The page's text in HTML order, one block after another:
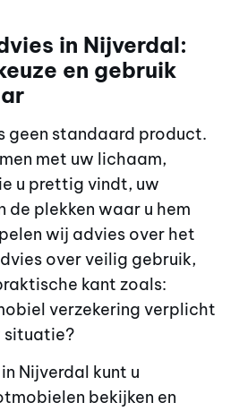
in Nijverdal:
en gebruik
geen standaard product.
met uw lichaam,
u prettig vindt, uw
de plekken waar u hem
wij advies over het
over veilig gebruik,
kant zoals:
verzekering verplicht
situatie?
Nijverdal kunt u
bekijken en